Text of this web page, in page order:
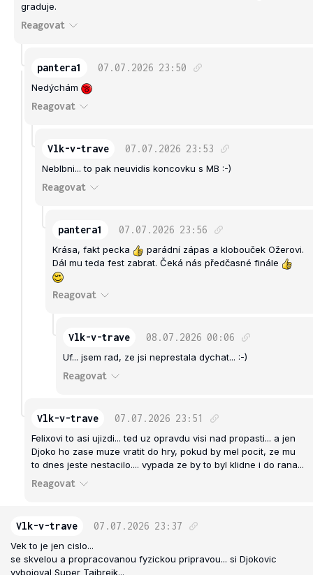
graduje.
Reagovat
pantera1 07.07.2026 23:50
Nedýchám
Reagovat
Vlk-v-trave 07.07.2026 23:53
Neblbni... to pak neuvidis koncovku s MB :-)
Reagovat
pantera1 07.07.2026 23:56
Krása, fakt pecka
parádní zápas a klobouček Ožerovi.
Dál mu teda fest zabrat. Čeká nás předčasné finále
Reagovat
Vlk-v-trave 08.07.2026 00:06
Uf... jsem rad, ze jsi neprestala dychat... :-)
Reagovat
Vlk-v-trave 07.07.2026 23:51
Felixovi to asi ujizdi... ted uz opravdu visi nad propasti... a jen
Djoko ho zase muze vratit do hry, pokud by mel pocit, ze mu
to dnes jeste nestacilo.... vypada ze by to byl klidne i do rana...
Reagovat
Vlk-v-trave 07.07.2026 23:37
Vek to je jen cislo...
se skvelou a propracovanou fyzickou pripravou... si Djokovic
vybojoval Super Tajbrejk...